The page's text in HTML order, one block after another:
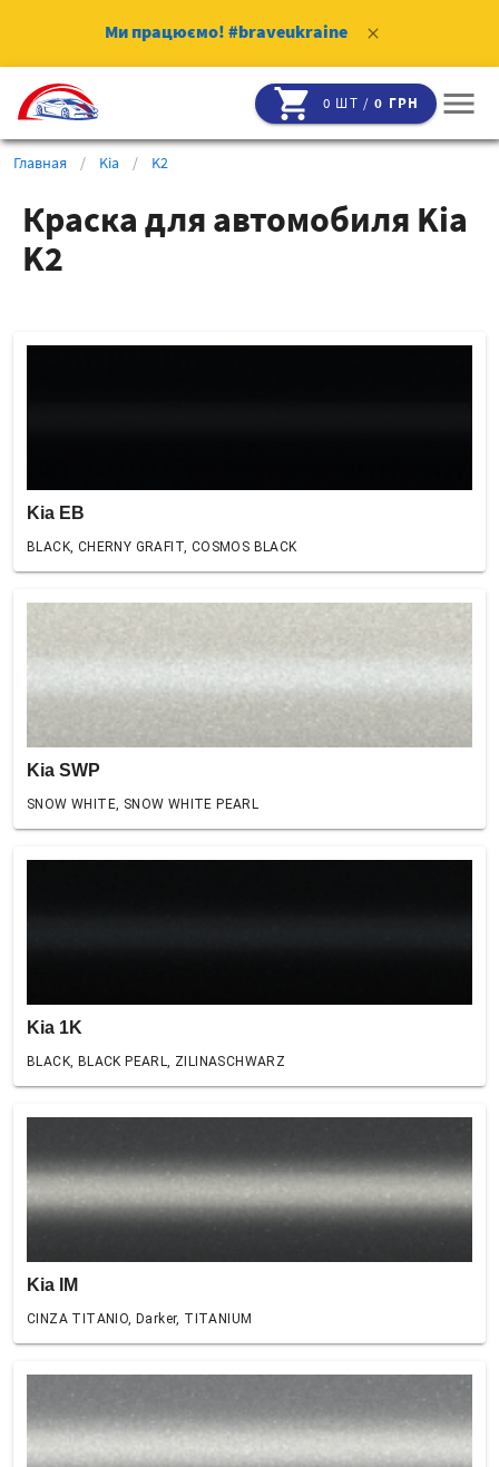
Ми працюємо! #braveukraine clear
shopping_cart 0 ШТ /0 ГРН menu
Главная / Kia / K2
Краска для автомобиля Kia
K2
Kia EB
BLACK, CHERNY GRAFIT, COSMOS BLACK
Kia SWP
SNOW WHITE, SNOW WHITE PEARL
Kia 1K
BLACK, BLACK PEARL, ZILINASCHWARZ
Kia IM
CINZA TITANIO, Darker, TITANIUM